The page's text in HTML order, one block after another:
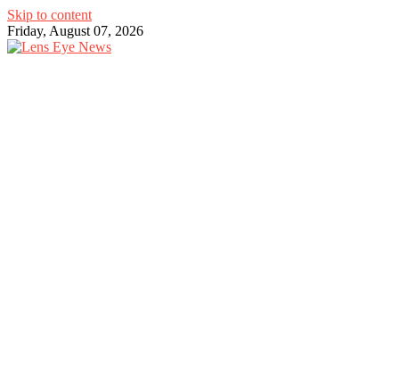
Skip to content
Friday, August 07, 2026